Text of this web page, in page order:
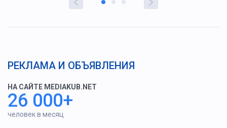
РЕКЛАМА И ОБЪЯВЛЕНИЯ
НА САЙТЕ MEDIAKUB.NET
26 000+
человек в месяц